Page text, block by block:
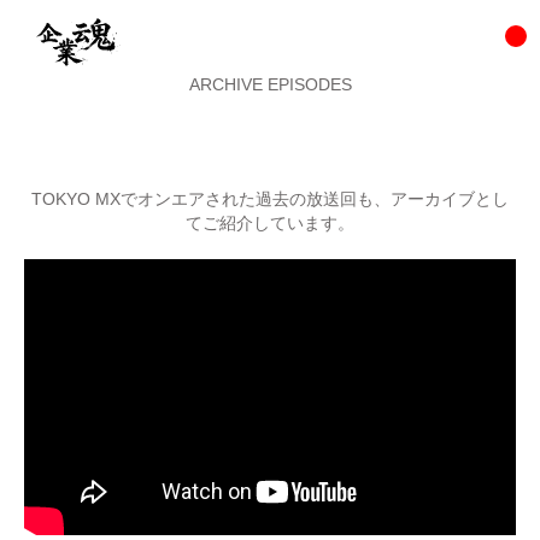
ARCHIVE EPISODES
TOKYO MXでオンエアされた過去の放送回も、アーカイブとし
てご紹介しています。